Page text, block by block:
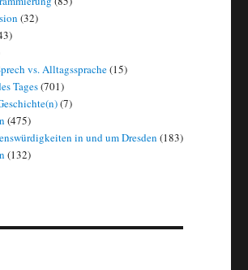
(32)
vs. Alltagssprache(15)
Tages(701)
(7)
(475)
in und um Dresden (183)
(132)